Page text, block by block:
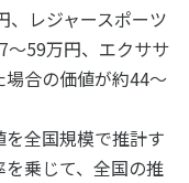
、レジャースポーツ
～59万円、エクササ
合の価値が約44～
全国規模で推計す
乗じて、全国の推